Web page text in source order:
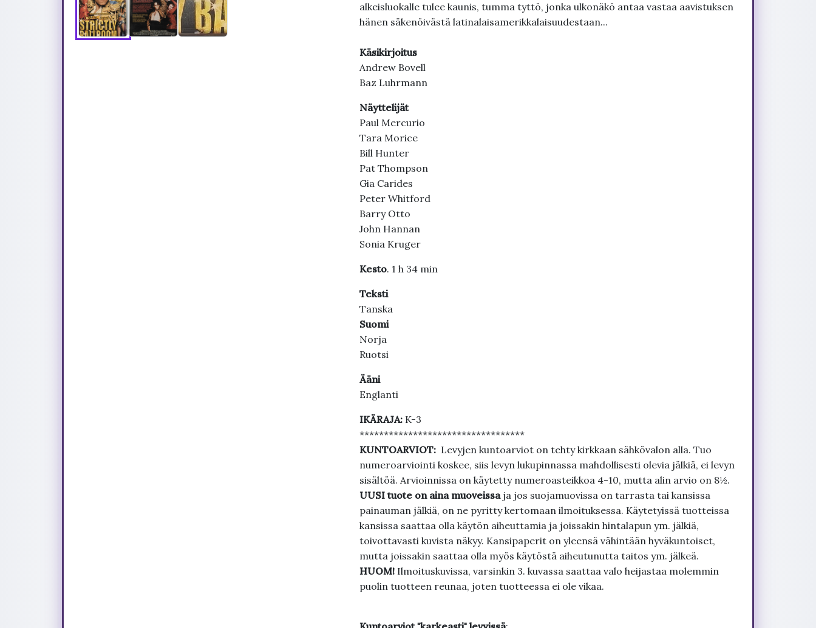
alkeisluokalle tulee kaunis, tumma tyttö, jonka ulkonäkö antaa vastaa aavistuksen
hänen säkenöivästä latinalaisamerikkalaisuudestaan...
Käsikirjoitus
Andrew Bovell
Baz Luhrmann
Näyttelijät
Paul Mercurio
Tara Morice
Bill Hunter
Pat Thompson
Gia Carides
Peter Whitford
Barry Otto
John Hannan
Sonia Kruger
Kesto. 1 h 34 min
Teksti
Tanska
Suomi
Norja
Ruotsi
Ääni
Englanti
IKÄRAJA: K-3
**********************************
KUNTOARVIOT: Levyjen kuntoarviot on tehty kirkkaan sähkövalon alla. Tuo
numeroarviointi koskee, siis levyn lukupinnassa mahdollisesti olevia jälkiä, ei levyn
sisältöä. Arvioinnissa on käytetty numeroasteikkoa 4-10, mutta alin arvio on 8½.
UUSI tuote on aina muoveissa ja jos suojamuovissa on tarrasta tai kansissa
painauman jälkiä, on ne pyritty kertomaan ilmoituksessa. Käytetyissä tuotteissa
kansissa saattaa olla käytön aiheuttamia ja joissakin hintalapun ym. jälkiä,
toivottavasti kuvista näkyy. Kansipaperit on yleensä vähintään hyväkuntoiset,
mutta joissakin saattaa olla myös käytöstä aiheutunutta taitos ym. jälkeä.
HUOM!Ilmoituskuvissa, varsinkin 3. kuvassa saattaa valo heijastaa molemmin
puolin tuotteen reunaa, joten tuotteessa ei ole vikaa.